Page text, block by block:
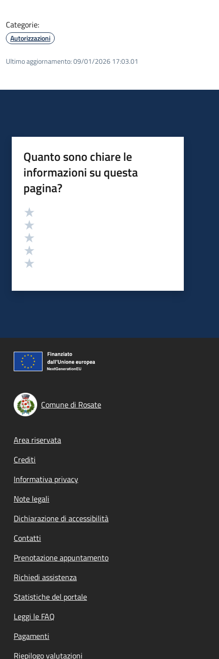
Categorie:
Autorizzazioni
Ultimo aggiornamento:09/01/2026 17:03.01
Quanto sono chiare le
informazioni su questa
pagina?
Valutazione
Comune di Rosate
Footer menu
Area riservata
Crediti
Informativa privacy
Note legali
Dichiarazione di accessibilità
Contatti
Prenotazione appuntamento
Richiedi assistenza
Statistiche del portale
Leggi le FAQ
Pagamenti
Riepilogo valutazioni